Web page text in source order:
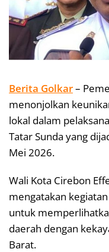
Berita Golkar–
menonjolkan
lokal dalam
Tatar Sunda yang
Mei 2026.
Wali Kota Cirebon
mengatakan
untuk
daerah dengan
Barat.